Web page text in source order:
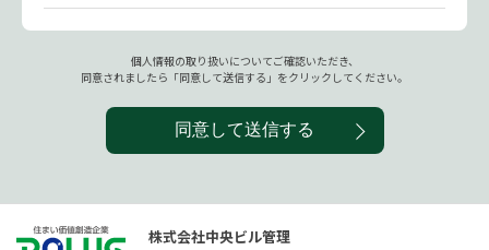
個人情報の取り扱いについてご確認いただき、
同意されましたら「同意して送信する」をクリックしてください。
同意して送信する
株式会社中央ビル管理